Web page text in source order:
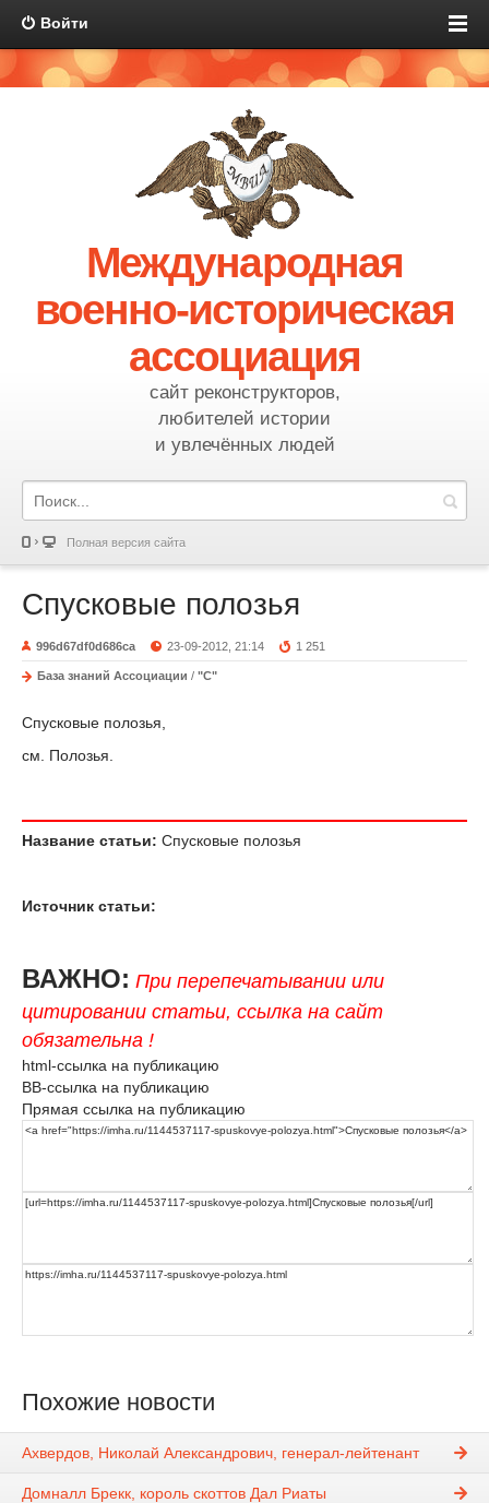
Войти
Международная
военно-историческая
ассоциация
сайт реконструкторов,
любителей истории
и увлечённых людей
Полная версия сайта
Спусковые полозья
996d67df0d686ca 23-09-2012, 21:14 1 251
База знаний Ассоциации / "С"
Спусковые полозья,
см. Полозья.
Название статьи: Спусковые полозья
Источник статьи:
ВАЖНО: При перепечатывании или
цитировании статьи, ссылка на сайт
обязательна !
html-ссылка на публикацию
BB-ссылка на публикацию
Прямая ссылка на публикацию
Похожие новости
Ахвердов, Николай Александрович, генерал-лейтенант
Домналл Брекк, король скоттов Дал Риаты